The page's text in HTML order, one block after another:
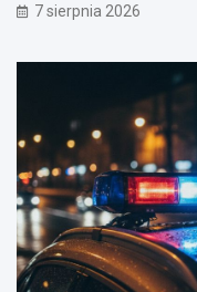
7 sierpnia 2026